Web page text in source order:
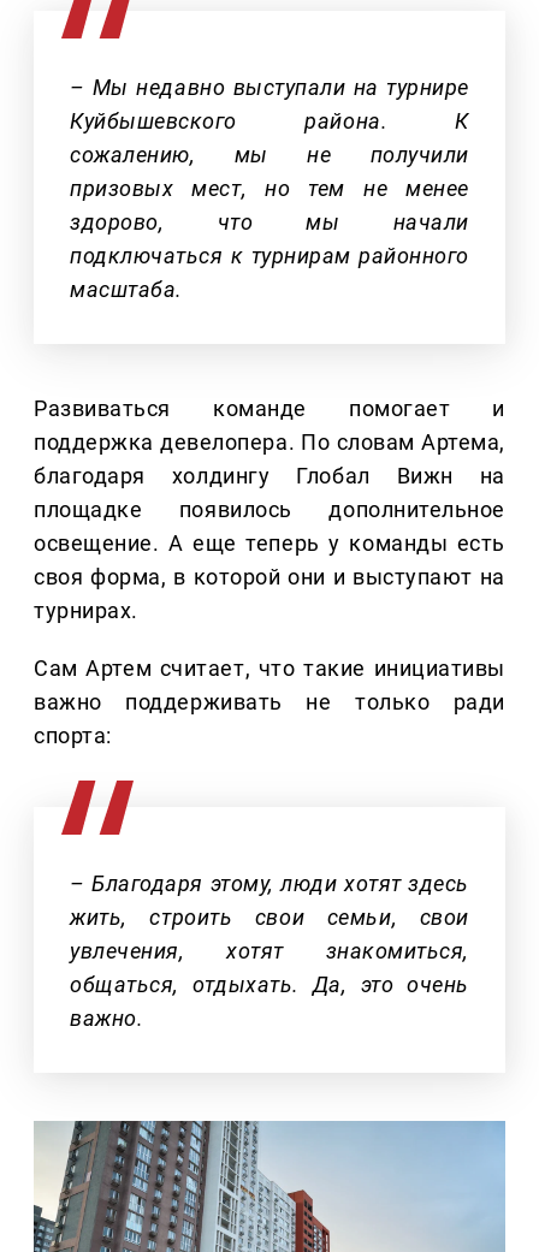
– Мы недавно выступали на турнире
Куйбышевского района. К
сожалению, мы не получили
призовых мест, но тем не менее
здорово, что мы начали
подключаться к турнирам районного
масштаба.
Развиваться команде помогает и
поддержка девелопера. По словам Артема,
благодаря холдингу Глобал Вижн на
площадке появилось дополнительное
освещение. А еще теперь у команды есть
своя форма, в которой они и выступают на
турнирах.
Сам Артем считает, что такие инициативы
важно поддерживать не только ради
спорта:
– Благодаря этому, люди хотят здесь
жить, строить свои семьи, свои
увлечения, хотят знакомиться,
общаться, отдыхать. Да, это очень
важно.